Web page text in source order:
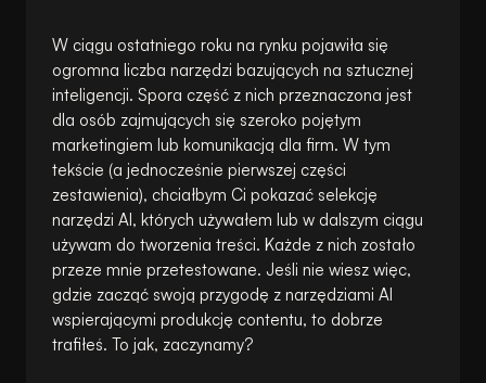
W ciągu ostatniego roku na rynku pojawiła się
ogromna liczba narzędzi bazujących na sztucznej
inteligencji. Spora część z nich przeznaczona jest
dla osób zajmujących się szeroko pojętym
marketingiem lub komunikacją dla firm. W tym
tekście (a jednocześnie pierwszej części
zestawienia), chciałbym Ci pokazać selekcję
narzędzi AI, których używałem lub w dalszym ciągu
używam do tworzenia treści. Każde z nich zostało
przeze mnie przetestowane. Jeśli nie wiesz więc,
gdzie zacząć swoją przygodę z narzędziami AI
wspierającymi produkcję contentu, to dobrze
trafiłeś. To jak, zaczynamy?